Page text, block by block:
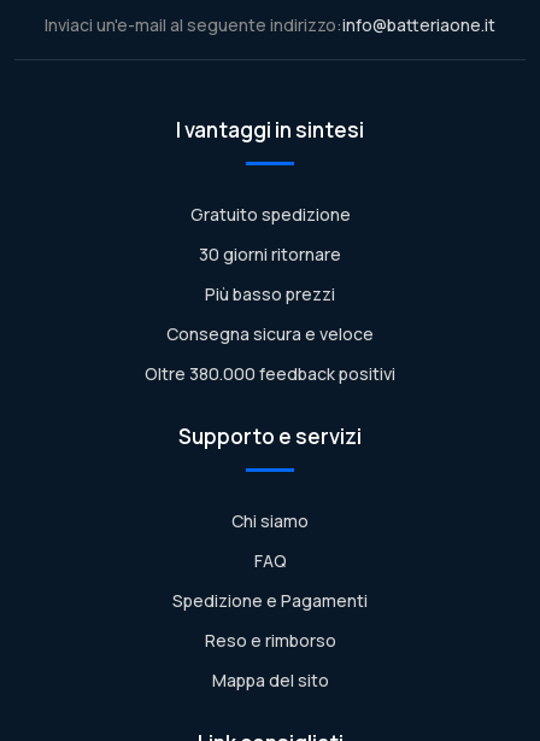
Inviaci un'e-mail al seguente indirizzo:info@batteriaone.it
I vantaggi in sintesi
Gratuito spedizione
30 giorni ritornare
Più basso prezzi
Consegna sicura e veloce
Oltre 380.000 feedback positivi
Supporto e servizi
Chi siamo
FAQ
Spedizione e Pagamenti
Reso e rimborso
Mappa del sito